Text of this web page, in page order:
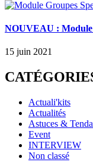
NOUVEAU : Module
15 juin 2021
Actuali'kits
Actualités
Astuces &
Event
INTERVIEW
Non classé